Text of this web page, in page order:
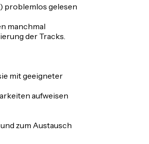
problemlos gelesen
manchmal
der Tracks.
mit geeigneter
aufweisen
zum Austausch